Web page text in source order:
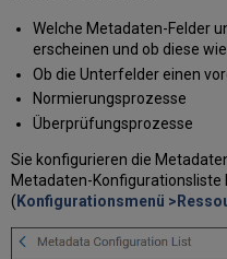
der
Aufgabenliste
Konfiguration
der
für
die
Verwaltung
des
Bearbeiten
Welche Metadaten-Felder
erscheinen und ob diese
Ob die Unterfelder einen
Normierungsprozesse
Überprüfungsprozesse
Sie konfigurieren die
Metadaten-
( Konfigurationsmenü